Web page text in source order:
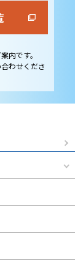
内です。
わせくださ